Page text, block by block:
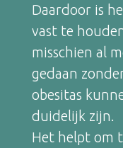
Daardoor is
vast te
misschien al
gedaan
obesitas
duidelijk zijn.
Het helpt om